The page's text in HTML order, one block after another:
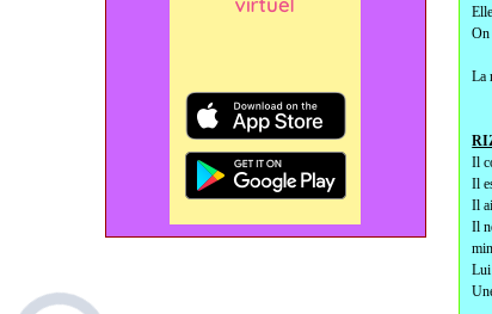
On
La
Il
Il
Il
Il
Lui